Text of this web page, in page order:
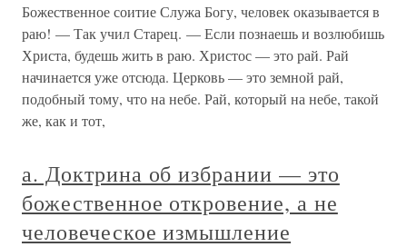
Божественное соитие Служа Богу, человек оказывается в
раю! — Так учил Старец. — Если познаешь и возлюбишь
Христа, будешь жить в раю. Христос — это рай. Рай
начинается уже отсюда. Церковь — это земной рай,
подобный тому, что на небе. Рай, который на небе, такой
же, как и тот,
а. Доктрина об избрании — это
божественное откровение, а не
человеческое измышление